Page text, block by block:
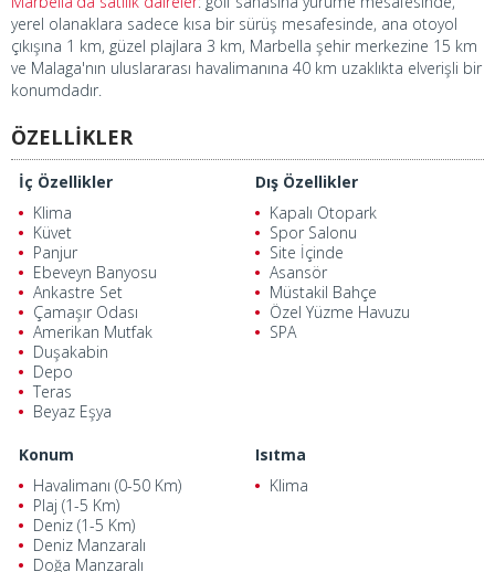
yerel olanaklara sadece kısa bir sürüş mesafesinde, ana otoyol
çıkışına 1 km, güzel plajlara 3 km, Marbella şehir merkezine 15 km
ve Malaga'nın uluslararası havalimanına 40 km uzaklıkta elverişli bir
konumdadır.
ÖZELLİKLER
İç Özellikler
Klima
Küvet
Panjur
Ebeveyn Banyosu
Ankastre Set
Çamaşır Odası
Amerikan Mutfak
Duşakabin
Depo
Teras
Beyaz Eşya
Dış Özellikler
Kapalı Otopark
Spor Salonu
Site İçinde
Asansör
Müstakil Bahçe
Özel Yüzme Havuzu
SPA
Konum
Havalimanı (0-50 Km)
Plaj (1-5 Km)
Deniz (1-5 Km)
Deniz Manzaralı
Doğa Manzaralı
Isıtma
Klima